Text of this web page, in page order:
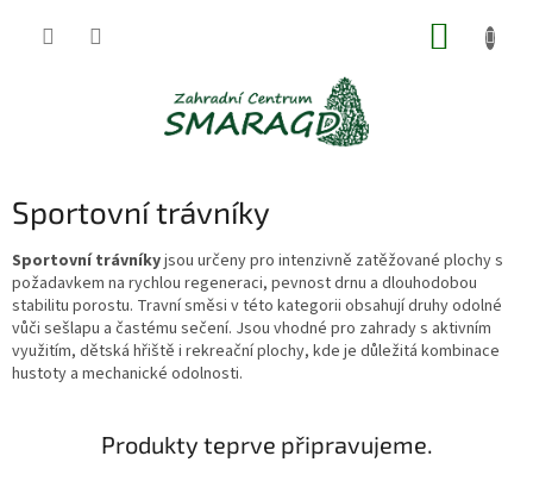
Sportovní trávníky
Sportovní trávníkyjsou určeny pro intenzivně zatěžované plochy s
požadavkem na rychlou regeneraci, pevnost drnu a dlouhodobou
stabilitu porostu. Travní směsi v této kategorii obsahují druhy odolné
vůči sešlapu a častému sečení. Jsou vhodné pro zahrady s aktivním
využitím, dětská hřiště i rekreační plochy, kde je důležitá kombinace
hustoty a mechanické odolnosti.
Produkty teprve připravujeme.